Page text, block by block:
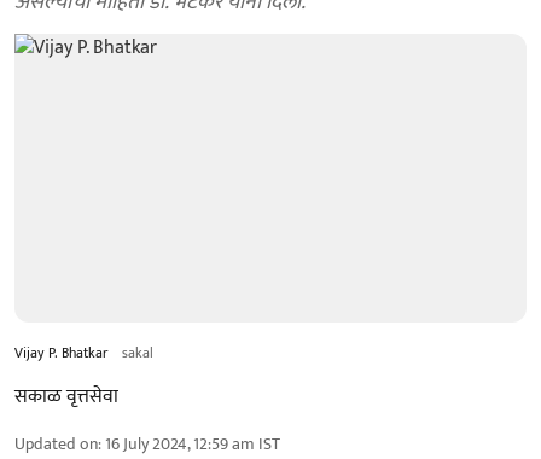
Vijay P. Bhatkar sakal
सकाळ वृत्तसेवा
Updated on:16 July 2024, 12:59 am IST